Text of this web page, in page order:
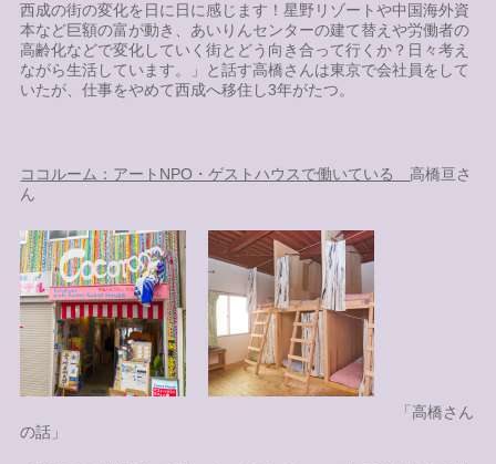
西成の街の変化を日に日に感じます！星野リゾートや中国海外資
本など巨額の富が動き、あいりんセンターの建て替えや労働者の
高齢化などで変化していく街とどう向き合って行くか？日々考え
ながら生活しています。」と話す高橋さんは東京で会社員をして
いたが、仕事をやめて西成へ移住し3年がたつ。
ココルーム：アートNPO・ゲストハウスで働いている 高橋亘さ
ん
「高橋さん
の話」